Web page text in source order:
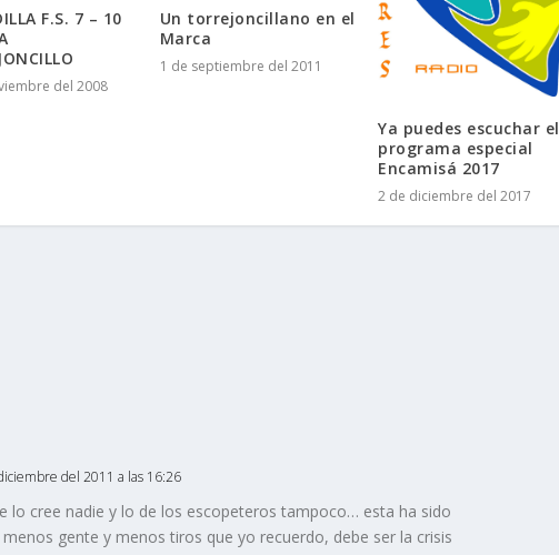
F.S. 7 – 10
del 2008
Un torrejoncillano en el
Marca
1 de septiembre del 2011
Ya puedes escuchar el
programa especial
Encamisá 2017
2 de diciembre del 2017
del 2011 a las 16:26
lo cree nadie y lo de los escopeteros tampoco… esta ha sido
gente y menos tiros que yo recuerdo, debe ser la crisis